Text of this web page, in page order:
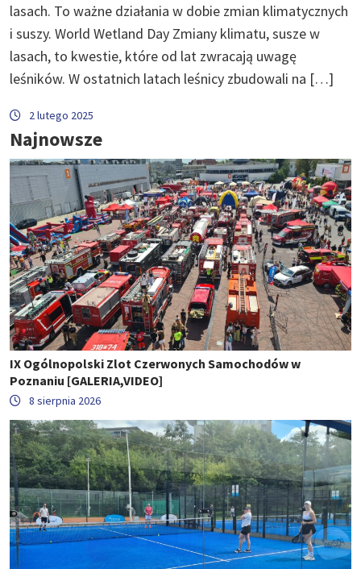
lasach. To ważne działania w dobie zmian klimatycznych
i suszy. World Wetland Day Zmiany klimatu, susze w
lasach, to kwestie, które od lat zwracają uwagę
leśników. W ostatnich latach leśnicy zbudowali na […]
2 lutego 2025
Najnowsze
IX Ogólnopolski Zlot Czerwonych Samochodów w
Poznaniu [GALERIA,VIDEO]
8 sierpnia 2026